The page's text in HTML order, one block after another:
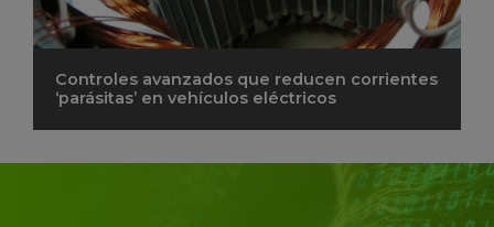
Controles avanzados que reducen corrientes
‘parásitas’ en vehículos eléctricos